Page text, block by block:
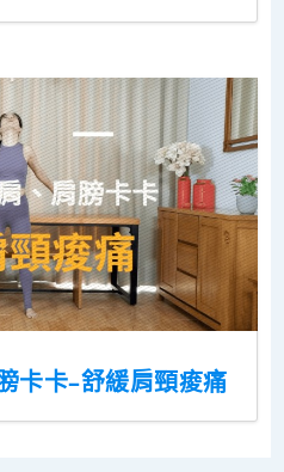
卡卡–舒緩肩頸痠痛